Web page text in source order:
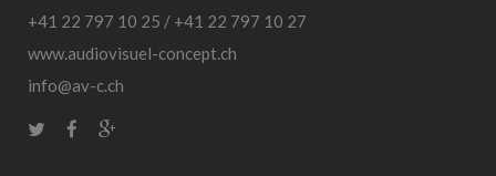
+41 22 797 10 25 / +41 22 797 10 27
www.audiovisuel-concept.ch
info@av-c.ch